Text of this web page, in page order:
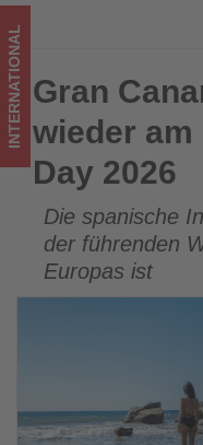
2026
-
Wissen,
was
im
Tourismus
los
Gran Canaria beteiligt sich
2026
INTERNATIONAL Gran
wieder am
Day 2026
Die spanische
der führenden
Europas ist